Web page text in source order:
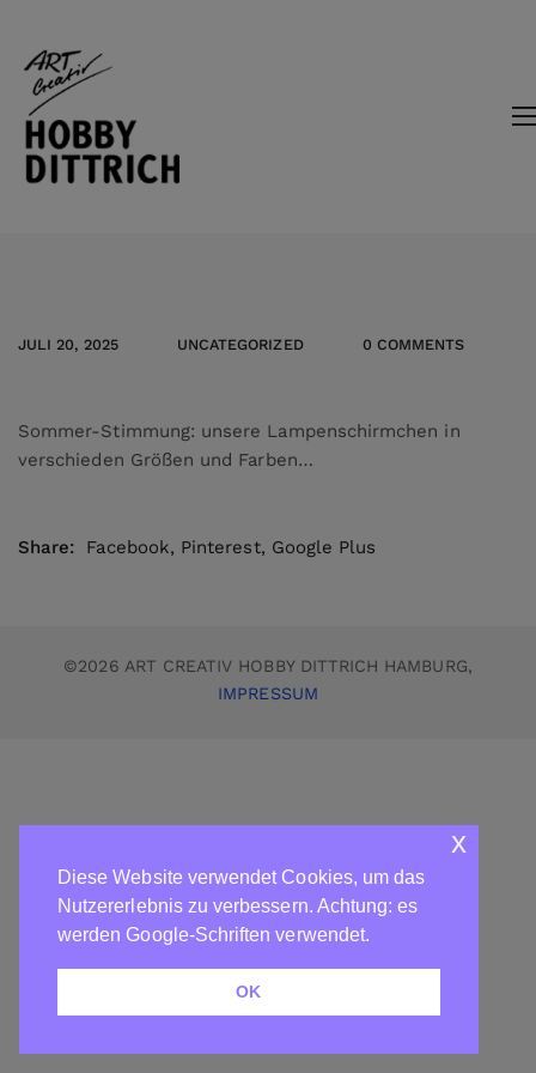
JULI 20, 2025 UNCATEGORIZED 0 COMMENTS
Sommer-Stimmung: unsere Lampenschirmchen in
verschieden Größen und Farben…
Share: Facebook, Pinterest, Google Plus
©2026 ART CREATIV HOBBY DITTRICH HAMBURG,
IMPRESSUM
Diese Website verwendet Cookies, um das
Nutzererlebnis zu verbessern. Achtung: es
werden Google-Schriften verwendet.
OK
x